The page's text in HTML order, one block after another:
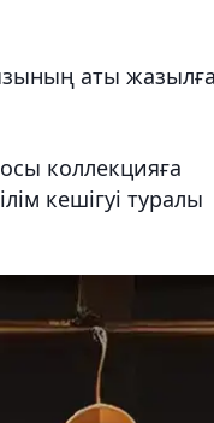
аты
коллекцияға
кешігуі туралы